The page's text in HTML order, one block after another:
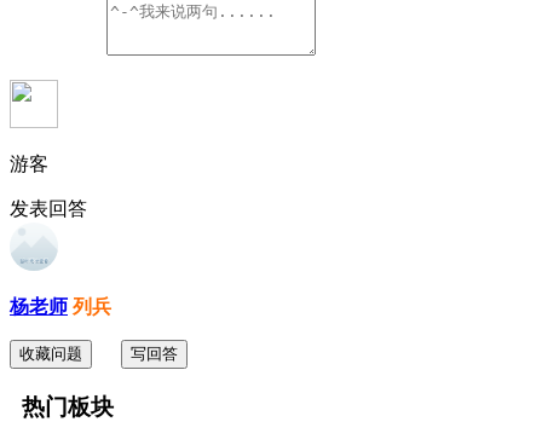
游客
发表回答
杨老师 列兵
收藏问题 写回答
热门板块